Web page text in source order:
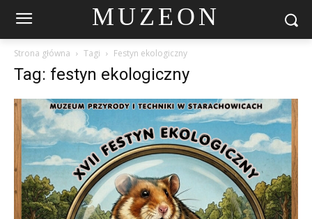
MUZEON
Strona główna Tagi Festyn ekologiczny
Tag: festyn ekologiczny